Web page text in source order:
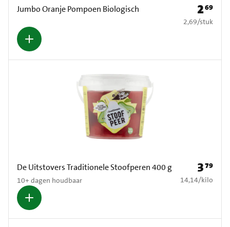
Jumbo Oranje Pompoen Biologisch Prijs: €
269
€ 2,69 per stuk
2,69/stuk
De Uitstovers Traditionele Stoofperen 400 g
10+ dagen houdbaar
Prijs: €
379
€ 14,14 per kilo
14,14/kilo